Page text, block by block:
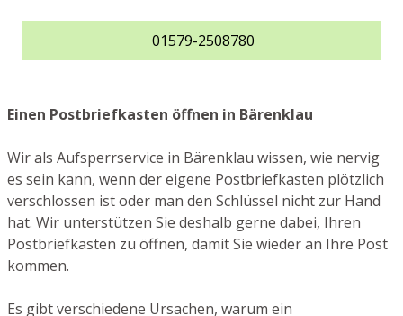
01579-2508780
Einen Postbriefkasten öffnen in Bärenklau
Wir als Aufsperrservice in Bärenklau wissen, wie nervig
es sein kann, wenn der eigene Postbriefkasten plötzlich
verschlossen ist oder man den Schlüssel nicht zur Hand
hat. Wir unterstützen Sie deshalb gerne dabei, Ihren
Postbriefkasten zu öffnen, damit Sie wieder an Ihre Post
kommen.
Es gibt verschiedene Ursachen, warum ein